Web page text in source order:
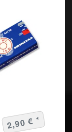
2,90 € *